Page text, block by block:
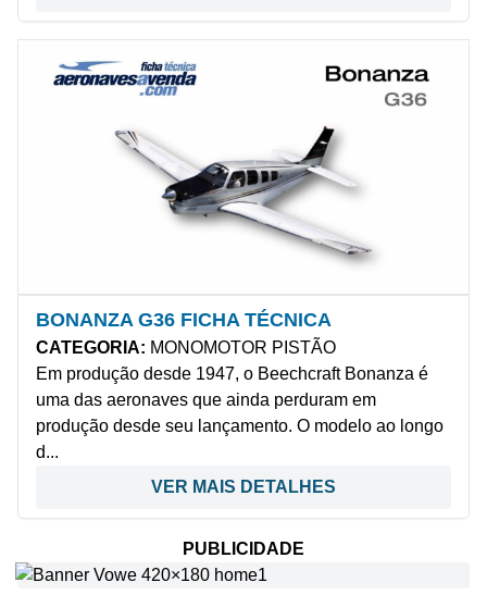
BONANZA G36 FICHA TÉCNICA
CATEGORIA: MONOMOTOR PISTÃO
Em produção desde 1947, o Beechcraft Bonanza é
uma das aeronaves que ainda perduram em
produção desde seu lançamento. O modelo ao longo
d...
VER MAIS DETALHES
PUBLICIDADE